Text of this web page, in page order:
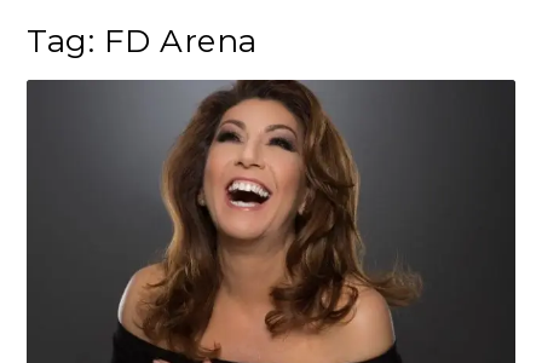
Tag: FD Arena